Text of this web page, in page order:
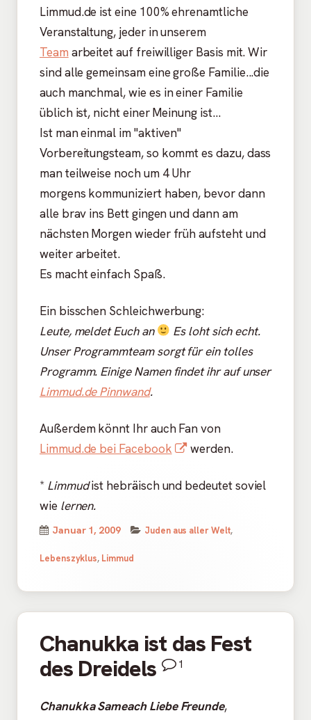
Limmud.de ist eine 100% ehrenamtliche
Veranstaltung, jeder in unserem
Team arbeitet auf freiwilliger Basis mit. Wir
sind alle gemeinsam eine große Familie...die
auch manchmal, wie es in einer Familie
üblich ist, nicht einer Meinung ist...
Ist man einmal im "aktiven"
Vorbereitungsteam, so kommt es dazu, dass
man teilweise noch um 4 Uhr
morgens kommuniziert haben, bevor dann
alle brav ins Bett gingen und dann am
nächsten Morgen wieder früh aufsteht und
weiter arbeitet.
Es macht einfach Spaß.
Ein bisschen Schleichwerbung:
Leute, meldet Euch an
Es loht sich echt.
Unser Programmteam sorgt für ein tolles
Programm. Einige Namen findet ihr auf unser
Limmud.de Pinnwand.
Außerdem könnt Ihr auch Fan von
Limmud.de bei Facebook
In
Fenster
werden.
* Limmudist hebräisch und bedeutet soviel
wie lernen.
Veröffentlicht
am
Januar 1, 2009 Kategorien
Juden aus aller Welt,
Lebenszyklus, Limmud
Chanukka ist das Fest
des Dreidels
1
Chanukka Sameach Liebe Freunde,